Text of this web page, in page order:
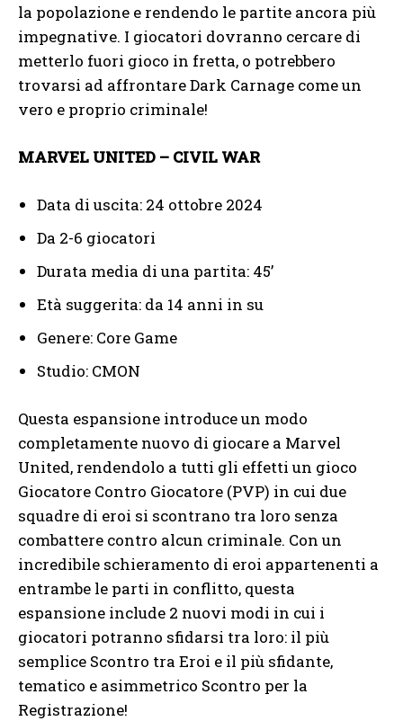
la popolazione e rendendo le partite ancora più
impegnative. I giocatori dovranno cercare di
metterlo fuori gioco in fretta, o potrebbero
trovarsi ad affrontare Dark Carnage come un
vero e proprio criminale!
MARVEL UNITED – CIVIL WAR
Data di uscita: 24 ottobre 2024
Da 2-6 giocatori
Durata media di una partita: 45’
Età suggerita: da 14 anni in su
Genere: Core Game
Studio: CMON
Questa espansione introduce un modo
completamente nuovo di giocare a Marvel
United, rendendolo a tutti gli effetti un gioco
Giocatore Contro Giocatore (PVP) in cui due
squadre di eroi si scontrano tra loro senza
combattere contro alcun criminale. Con un
incredibile schieramento di eroi appartenenti a
entrambe le parti in conflitto, questa
espansione include 2 nuovi modi in cui i
giocatori potranno sfidarsi tra loro: il più
semplice Scontro tra Eroi e il più sfidante,
tematico e asimmetrico Scontro per la
Registrazione!